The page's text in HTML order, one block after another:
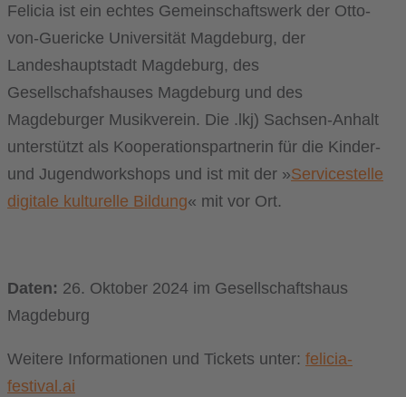
Felicia ist ein echtes Gemeinschaftswerk der Otto-
von-Guericke Universität Magdeburg, der
Landeshauptstadt Magdeburg, des
Gesellschafshauses Magdeburg und des
Magdeburger Musikverein. Die .lkj) Sachsen-Anhalt
unterstützt als Kooperationspartnerin für die Kinder-
und Jugendworkshops und ist mit der »Servicestelle
digitale kulturelle Bildung« mit vor Ort.
Daten: 26. Oktober 2024 im Gesellschaftshaus
Magdeburg
Weitere Informationen und Tickets unter: felicia-
festival.ai